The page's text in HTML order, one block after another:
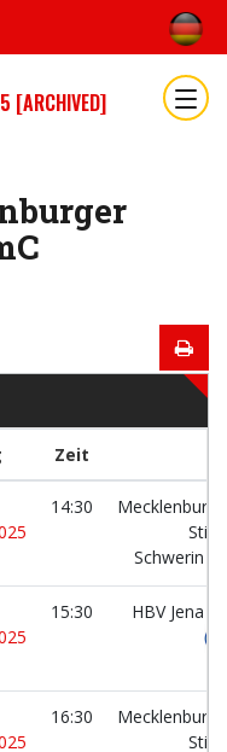
[ARCHIVED]
Zeit
14:30
Schwerin
15:30 HBV Jena
16:30